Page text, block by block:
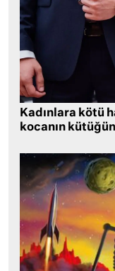
Kadınlara kötü
kocanın